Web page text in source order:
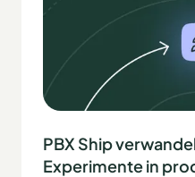
PBX Ship
Experimente in